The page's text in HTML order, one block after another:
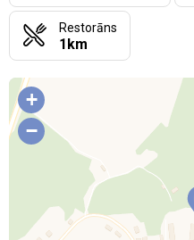
Restorāns
1km
+
−